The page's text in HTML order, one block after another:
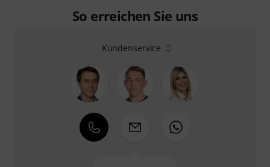
So erreichen Sie uns
Kundenservice